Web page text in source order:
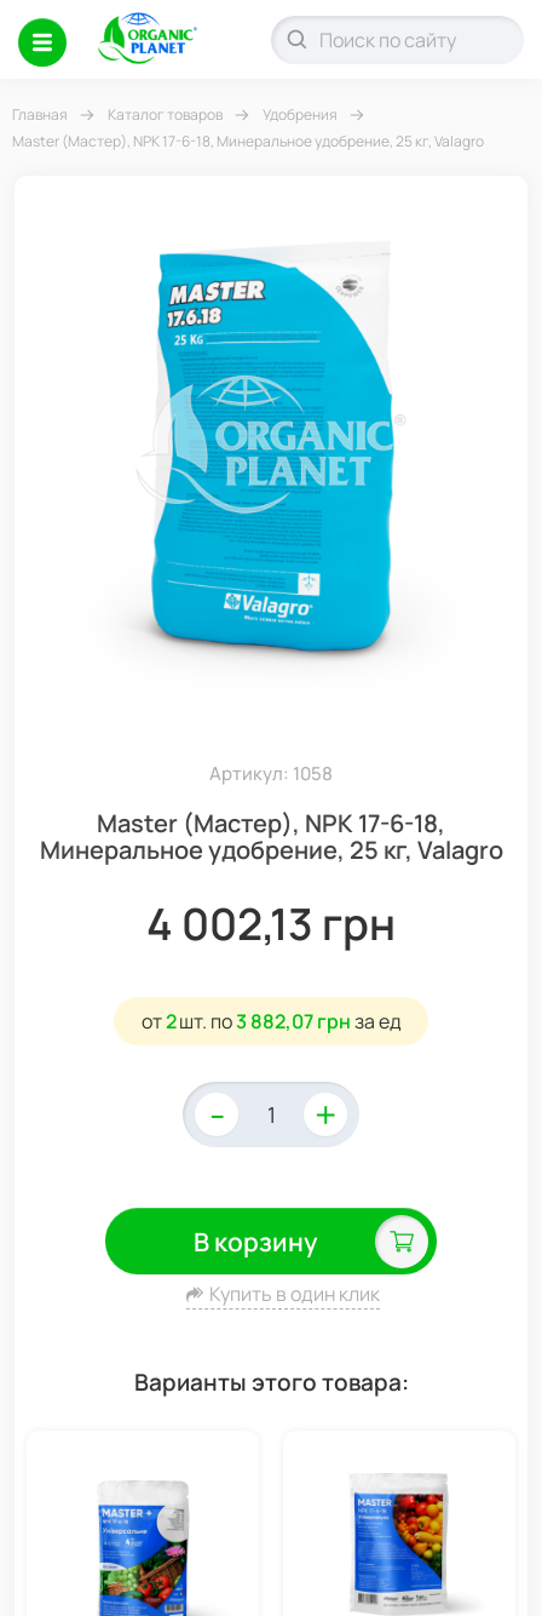
Главная Каталог товаров
Удобрения
Master (Мастер), NPK 17-6-18, Минеральное удобрение, 25 кг, Valagro
Артикул: 1058
Master (Мастер), NPK 17-6-18,
Минеральное удобрение, 25 кг, Valagro
4 002,13 грн
от2шт. по3 882,07 грнза ед
- +
В корзину
Купить в один клик
Варианты этого товара: